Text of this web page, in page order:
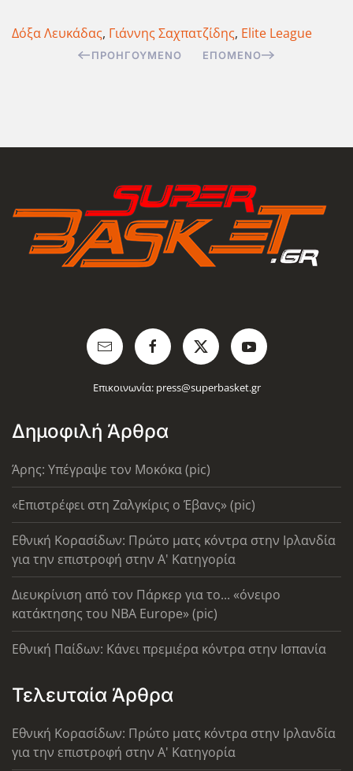
Δόξα Λευκάδας, Γιάννης Σαχπατζίδης, Elite League
ΠΡΟΗΓΟΎΜΕΝΟ ΕΠΌΜΕΝΟ
Επικοινωνία: press@superbasket.gr
Δημοφιλή Άρθρα
Άρης: Υπέγραψε τον Μοκόκα (pic)
«Επιστρέφει στη Ζαλγκίρις ο Έβανς» (pic)
Εθνική Κορασίδων: Πρώτο ματς κόντρα στην Ιρλανδία
για την επιστροφή στην Α' Κατηγορία
Διευκρίνιση από τον Πάρκερ για το... «όνειρο
κατάκτησης του ΝΒΑ Europe» (pic)
Εθνική Παίδων: Κάνει πρεμιέρα κόντρα στην Ισπανία
Τελευταία Άρθρα
Εθνική Κορασίδων: Πρώτο ματς κόντρα στην Ιρλανδία
για την επιστροφή στην Α' Κατηγορία